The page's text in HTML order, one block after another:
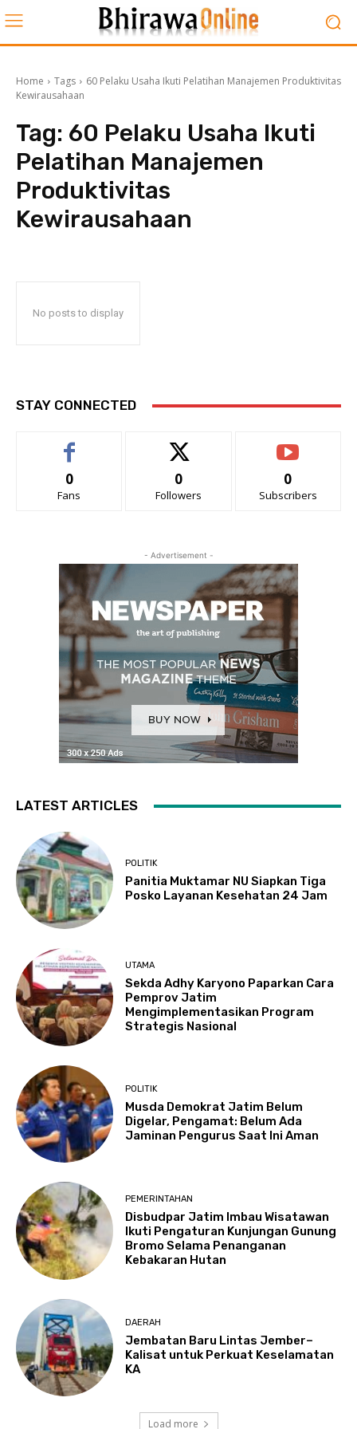
Home Tags
60 Pelaku Usaha Ikuti Pelatihan Manajemen Produktivitas
Kewirausahaan
Tag: 60 Pelaku Usaha Ikuti
Pelatihan Manajemen
Produktivitas
Kewirausahaan
No posts to display
STAY CONNECTED
0
Fans
0
Followers
0
Subscribers
- Advertisement -
LATEST ARTICLES
POLITIK
Panitia Muktamar NU Siapkan Tiga
Posko Layanan Kesehatan 24 Jam
UTAMA
Sekda Adhy Karyono Paparkan Cara
Pemprov Jatim
Mengimplementasikan Program
Strategis Nasional
POLITIK
Musda Demokrat Jatim Belum
Digelar, Pengamat: Belum Ada
Jaminan Pengurus Saat Ini Aman
PEMERINTAHAN
Disbudpar Jatim Imbau Wisatawan
Ikuti Pengaturan Kunjungan Gunung
Bromo Selama Penanganan
Kebakaran Hutan
DAERAH
Jembatan Baru Lintas Jember–
Kalisat untuk Perkuat Keselamatan
KA
Load more